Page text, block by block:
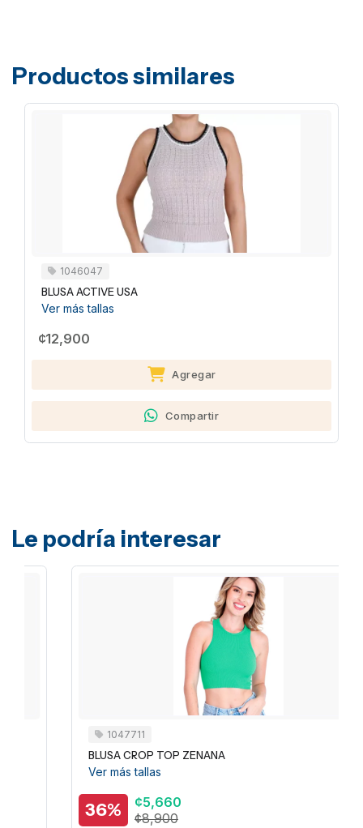
Productos similares
1046047
BLUSA ACTIVE USA
Ver más tallas
¢12,900
Agregar
Compartir
Le podría interesar
1047711
BLUSA CROP TOP ZENANA
Ver más tallas
¢5,660
¢8,900